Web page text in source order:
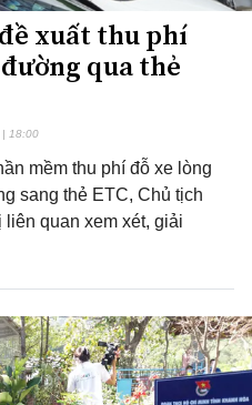
xuất thu phí
qua thẻ
| 18:00
mềm thu phí đỗ xe lòng
sang thẻ ETC, Chủ tịch
quan xem xét, giải